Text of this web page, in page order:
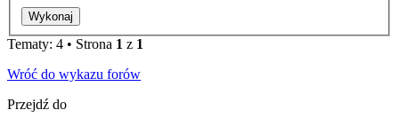
Tematy: 4 • Strona 1 z 1
Wróć do wykazu forów
Przejdź do